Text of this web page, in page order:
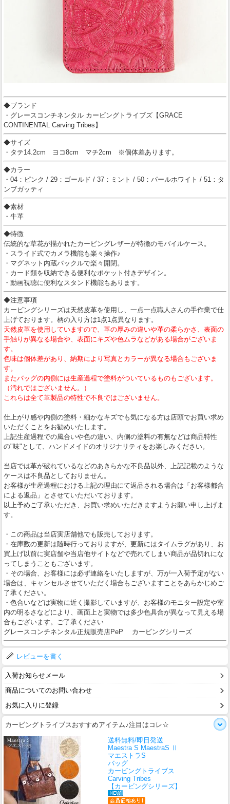
◆ブランド
・グレースコンチネンタル カービングトライブズ【GRACE
CONTINENTAL Carving Tribes】
◆サイズ
・タテ14.2cm ヨコ8cm マチ2cm ※個体差あります。
◆カラー
・04：ピンク / 29：ゴールド / 37：ミント / 50：パールホワイト / 51：タ
ンブガッティ
◆素材
・牛革
◆特徴
伝統的な草花が描かれたカービングレザーが特徴のモバイルケース。
・スライド式でカメラ機能も楽々操作♪
・マグネット内蔵バックルで楽々開閉。
・カード類を収納できる便利なポケット付きデザイン。
・動画視聴に便利なスタンド機能もあります。
◆注意事項
カービングシリーズは天然皮革を使用し、一点一点職人さんの手作業で仕
上げております。柄の入り方は1点1点異なります。
天然皮革を使用していますので、革の厚みの違いや革の柔らかさ、表面の
手触りが異なる場合や、表面にキズや色ムラなどがある場合がございま
す。
色味は個体差があり、納期により写真とカラーが異なる場合もございま
す。
またバッグの内側には生産過程で塗料がついているものもございます。
（汚れではございません。）
これらは全て革製品の特性で不良ではございません。
仕上がり感や内側の塗料・細かなキズでも気になる方は店頭でお買い求め
いただくことをお勧めいたします。
上記生産過程での風合いや色の違い、内側の塗料の有無などは商品特性
の"味"として、ハンドメイドのオリジナリティをお楽しみください。
当店では革が破れているなどのあきらかな不良品以外、上記記載のような
ケースは不良品としておりません。
お客様が生産過程における上記の理由にて返品される場合は「お客様都合
による返品」とさせていただいております。
以上予めご了承いただき、お買い求めいただきますようお願い申し上げま
す。
・この商品は当店実店舗他でも販売しております。
・在庫数の更新は随時行っておりますが、更新にはタイムラグがあり、お
買上げ以前に実店舗や当店他サイトなどで売れてしまい商品が品切れにな
ってしまうこともございます。
・その場合、お客様には必ず連絡をいたしますが、万が一入荷予定がない
場合は、キャンセルさせていただく場合もございますことをあらかじめご
了承ください。
・色合いなどは実物に近く撮影していますが、お客様のモニター設定や室
内の明るさなどにより、画面上と実物では多少色具合が異なって見える場
合もございます。ご了承ください
グレースコンチネンタル正規販売店PeP カービングシリーズ
レビューを書く
入荷お知らせメール
商品についてのお問い合わせ
お気に入りに登録
カービングトライブスおすすめアイテム♪注目はコレ☆
送料無料/即日発送
Maestra S MaestraS Ⅱ
マエストラS
バッグ
カービングトライブス
Carving Tribes
【カービングシリーズ】